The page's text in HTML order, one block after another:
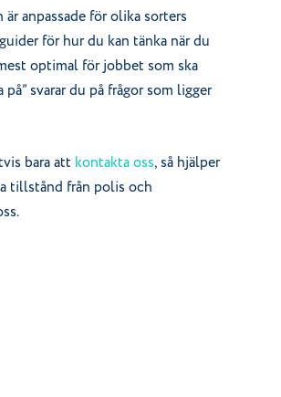
anpassade för olika sorters
för hur du kan tänka när du
optimal för jobbet som ska
svarar du på frågor som ligger
bara att kontakta oss, så hjälper
tillstånd från polis och